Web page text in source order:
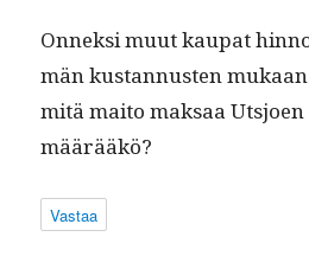
Onnek­si muut kau­pat
män kus­tan­nusten
mitä maito mak­saa Utsjoen
määrääkö?
Vastaa